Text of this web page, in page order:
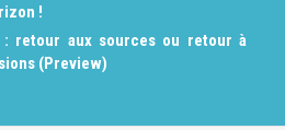
!
: retour aux sources ou retour à
(Preview)